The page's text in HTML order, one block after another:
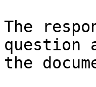
The
question
the